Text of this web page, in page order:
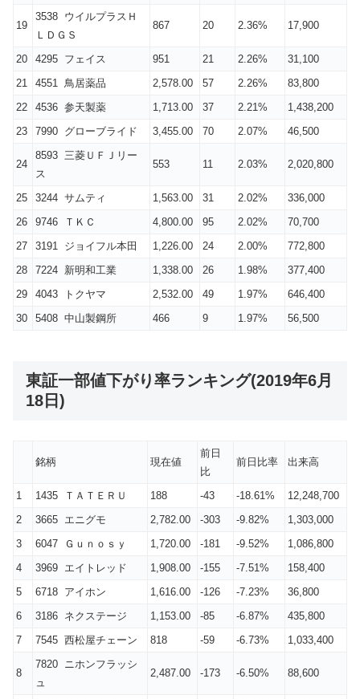
19
3538 ウイルプラスＨ
ＬＤＧＳ
867 20 2.36% 17,900
20 4295 フェイス 951 21 2.26%
31,100
21
4551 鳥居薬品 2,578.00 57 2.26%
83,800
22
4536 参天製薬 1,713.00 37 2.21%
1,438,200
23
7990 グローブライド 3,455.00 70 2.07% 46,500
24
8593 三菱ＵＦＪリー
ス
553 11 2.03% 2,020,800
25 3244 サムティ 1,563.00 31 2.02%
336,000
26
9746 ＴＫＣ 4,800.00 95 2.02%
70,700
27
3191 ジョイフル本田 1,226.00 24 2.00%
772,800
28
7224 新明和工業 1,338.00 26 1.98%
377,400
29
4043 トクヤマ 2,532.00 49 1.97%
646,400
30
5408 中山製鋼所 466 9 1.97% 56,500
東証一部値下がり率ランキング(2019年6月
18日)
銘柄 現在値
前日
比
前日比率 出来高
1 1435 ＴＡＴＥＲＵ 188 -43 -18.61%
12,248,700
2
3665 エニグモ 2,782.00 -303 -9.82%
1,303,000
3
6047 Ｇｕｎｏｓｙ 1,720.00 -181 -9.52%
1,086,800
4
3969 エイトレッド 1,908.00 -155 -7.51%
158,400
5
6718 アイホン 1,616.00 -126 -7.23%
36,800
6
3186 ネクステージ 1,153.00 -85 -6.87%
435,800
7
7545 西松屋チェーン 818 -59 -6.73% 1,033,400
8
7820 ニホンフラッシ
ュ
2,487.00 -173 -6.50% 88,600